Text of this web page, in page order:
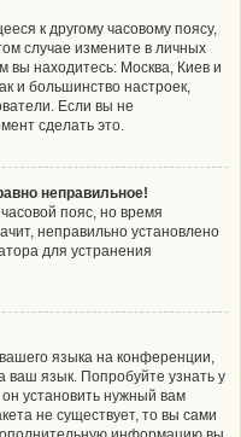
к другому часовому поясу,
случае измените в личных
вы находитесь: Москва, Киев и
и большинство настроек,
Если вы не
сделать это.
неправильное!
пояс, но время
неправильно установлено
для устранения
языка на конференции,
ваш язык. Попробуйте узнать у
установить нужный вам
не существует, то вы сами